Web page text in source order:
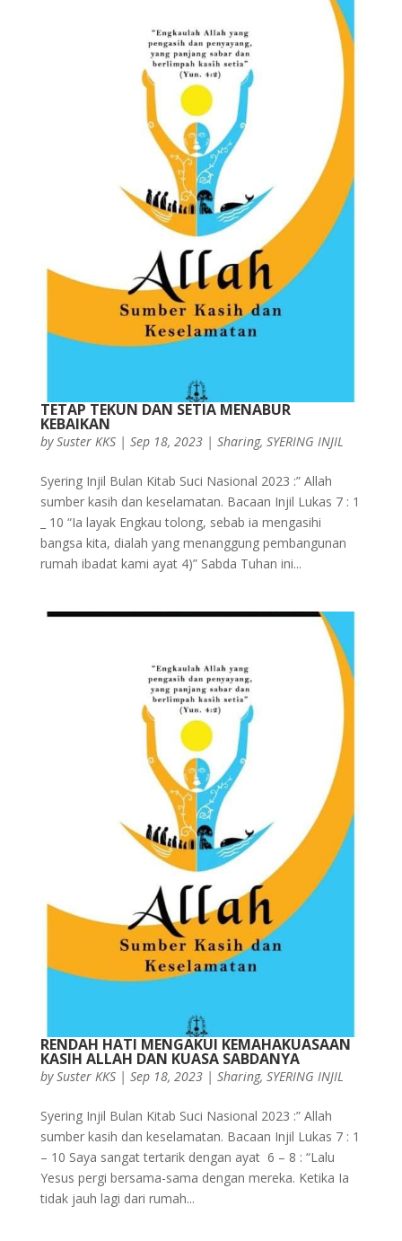
TETAP TEKUN DAN SETIA MENABUR
KEBAIKAN
bySuster KKS| Sep 18, 2023| Sharing, SYERING INJIL
Syering Injil Bulan Kitab Suci Nasional 2023 :” Allah
sumber kasih dan keselamatan. Bacaan Injil Lukas 7 : 1
_ 10 “Ia layak Engkau tolong, sebab ia mengasihi
bangsa kita, dialah yang menanggung pembangunan
rumah ibadat kami ayat 4)” Sabda Tuhan ini...
RENDAH HATI MENGAKUI KEMAHAKUASAAN
KASIH ALLAH DAN KUASA SABDANYA
bySuster KKS| Sep 18, 2023| Sharing, SYERING INJIL
Syering Injil Bulan Kitab Suci Nasional 2023 :” Allah
sumber kasih dan keselamatan. Bacaan Injil Lukas 7 : 1
– 10 Saya sangat tertarik dengan ayat 6 – 8 : “Lalu
Yesus pergi bersama-sama dengan mereka. Ketika Ia
tidak jauh lagi dari rumah...